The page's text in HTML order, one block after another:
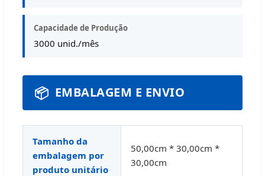
Capacidade de Produção
3000 unid./mês
📦 EMBALAGEM E ENVIO
Tamanho da
embalagem por
produto unitário
50,00cm * 30,00cm *
30,00cm